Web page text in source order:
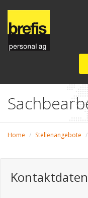
Home Stellenangebote
Kontaktdaten